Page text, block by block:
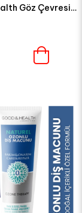
Good&Health Göz Çevresi Serum 30 ml